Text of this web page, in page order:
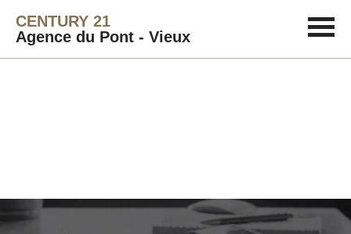
CENTURY 21
Agence du Pont - Vieux
Nos dernières ventes